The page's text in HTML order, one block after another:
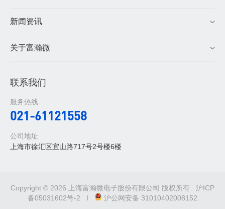
新闻资讯
关于富瀚微
联系我们
服务热线
021-61121558
公司地址
上海市徐汇区宜山路717号2号楼6楼
Copyright © 2026 上海富瀚微电子股份有限公司 版权所有 沪ICP
备05031602号-2 I 沪公网安备 31010402008152